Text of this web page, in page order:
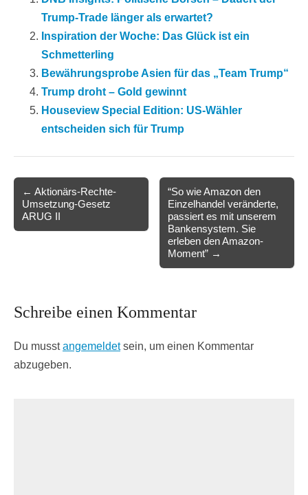
Trump-Trade länger als erwartet?
Inspiration der Woche: Das Glück ist ein
Schmetterling
Bewährungsprobe Asien für das „Team Trump“
Trump droht – Gold gewinnt
Houseview Special Edition: US-Wähler
entscheiden sich für Trump
navigation
← Aktionärs-Rechte-
Umsetzung-Gesetz
ARUG II
“So wie Amazon den
Einzelhandel veränderte,
passiert es mit unserem
Bankensystem. Sie
erleben den Amazon-
Moment” →
Schreibe einen Kommentar
Du musstangemeldetsein, um einen Kommentar
abzugeben.